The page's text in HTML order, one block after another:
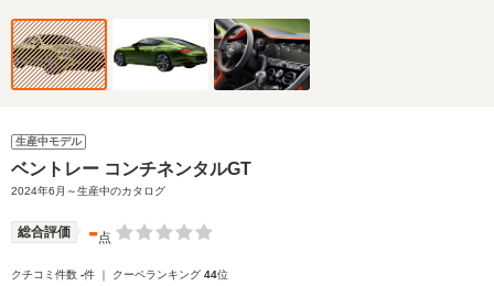
生産中モデル
ベントレー コンチネンタルGT
2024年6月～生産中のカタログ
総合評価 -点
クチコミ件数 -件 ｜ クーペランキング 44位